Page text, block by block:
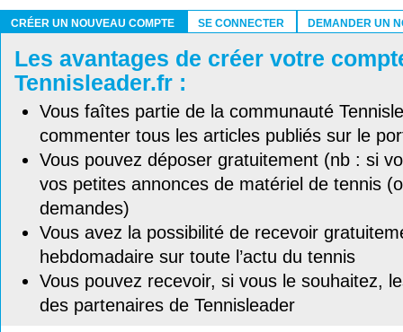
CRÉER UN NOUVEAU COMPTE
SE CONNECTER DEMANDER UN
Les avantages de créer votre
Tennisleader.fr :
Vous faîtes partie de la communauté
commenter tous les articles publiés sur le
Vous pouvez déposer gratuitement (nb : si
vos petites annonces de matériel de tennis
demandes)
Vous avez la possibilité de recevoir
hebdomadaire sur toute l’actu du tennis
Vous pouvez recevoir, si vous le souhaitez,
des partenaires de Tennisleader